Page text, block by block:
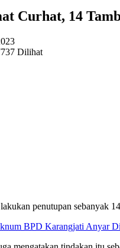
Curhat, 14
Dilihat
penutupan sebanyak
BPD Karangjati Anyar